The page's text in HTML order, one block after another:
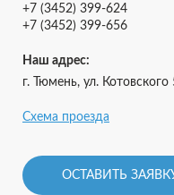
+7 (3452) 399-624
+7 (3452) 399-656
Наш адрес:
г. Тюмень, ул.
Схема проезда
ОСТАВИТЬ